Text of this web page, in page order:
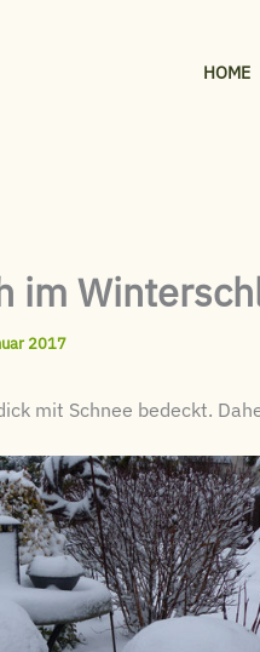
HOME
im
2017
mit Schnee bedeckt.